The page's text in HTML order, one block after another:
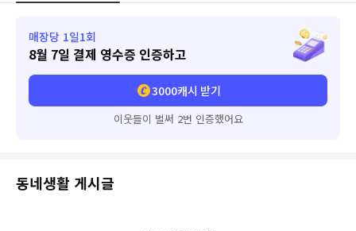
매장당 1일1회
8월 7일 결제 영수증 인증하고
3000캐시 받기
이웃들이 벌써 2번 인증했어요
동네생활 게시글